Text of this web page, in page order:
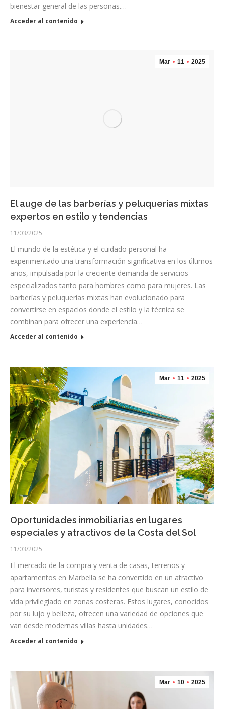
bienestar general de las personas.…
Acceder al contenido
Mar 11 2025
El auge de las barberías y peluquerías mixtas
expertos en estilo y tendencias
11/03/2025
El mundo de la estética y el cuidado personal ha
experimentado una transformación significativa en los últimos
años, impulsada por la creciente demanda de servicios
especializados tanto para hombres como para mujeres. Las
barberías y peluquerías mixtas han evolucionado para
convertirse en espacios donde el estilo y la técnica se
combinan para ofrecer una experiencia…
Acceder al contenido
Mar 11 2025
Oportunidades inmobiliarias en lugares
especiales y atractivos de la Costa del Sol
11/03/2025
El mercado de la compra y venta de casas, terrenos y
apartamentos en Marbella se ha convertido en un atractivo
para inversores, turistas y residentes que buscan un estilo de
vida privilegiado en zonas costeras. Estos lugares, conocidos
por su lujo y belleza, ofrecen una variedad de opciones que
van desde modernas villas hasta unidades…
Acceder al contenido
Mar 10 2025